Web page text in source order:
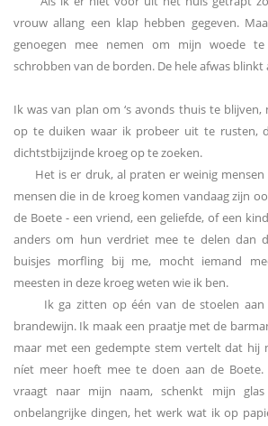
vrouw allang een klap hebben gegeven.
genoegen mee nemen om mijn woede
schrobben van de borden. De hele afwas blinkt
Ik was van plan om ‘s avonds thuis te
op te duiken waar ik probeer uit te rusten,
dichtstbijzijnde kroeg op te zoeken.
Het is er druk, al praten er weinig mensen
mensen die in de kroeg komen vandaag zijn
de Boete - een vriend, een geliefde, of een
anders om hun verdriet mee te delen dan
buisjes morfling bij me, mocht iemand
meesten in deze kroeg weten wie ik ben.
Ik ga zitten op één van de stoelen aan
brandewijn. Ik maak een praatje met de
maar met een gedempte stem vertelt dat hij
níet meer hoeft mee te doen aan de
vraagt naar mijn naam, schenkt mijn
onbelangrijke dingen, het werk wat ik op